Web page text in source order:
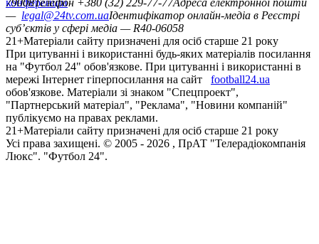
конференцій
79008Телефон +380 (32) 229-77-77Адреса електронної пошти
— legal@24tv.com.uaІдентифікатор онлайн-медіа в Реєстрі
суб’єктів у сфері медіа — R40-06058
21+Матеріали сайту призначені для осіб старше 21 року
При цитуванні і використанні будь-яких матеріалів посилання
на "Футбол 24" обов'язкове. При цитуванні і використанні в
мережі Інтернет гіперпосилання на сайт
football24.ua
обов'язкове. Матеріали зі знаком "Спецпроект",
"Партнерський матеріал", "Реклама", "Новини компаній"
публікуємо на правах реклами.
21+Матеріали сайту призначені для осіб старше 21 року
Усi права захищенi. © 2005 - 2026 , ПрАТ "Телерадіокомпанія
Люкс". "Футбол 24".